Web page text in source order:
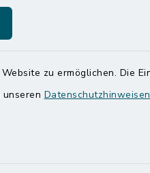
zu ermöglichen. Die
Datenschutzhinweisen
Haben
Rufen Sie uns